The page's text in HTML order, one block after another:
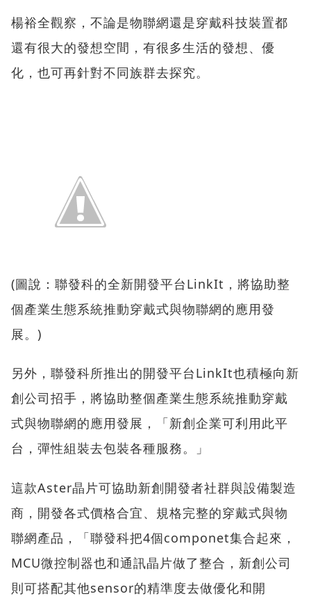
楊裕全觀察，不論是物聯網還是穿戴科技裝置都
還有很大的發想空間，有很多生活的發想、優
化，也可再針對不同族群去探究。
(圖說：聯發科的全新開發平台LinkIt，將協助整
個產業生態系統推動穿戴式與物聯網的應用發
展。)
另外，聯發科所推出的開發平台LinkIt也積極向新
創公司招手，將協助整個產業生態系統推動穿戴
式與物聯網的應用發展，「新創企業可利用此平
台，彈性組裝去包裝各種服務。」
這款Aster晶片可協助新創開發者社群與設備製造
商，開發各式價格合宜、規格完整的穿戴式與物
聯網產品，「聯發科把4個componet集合起來，
MCU微控制器也和通訊晶片做了整合，新創公司
則可搭配其他sensor的精準度去做優化和開